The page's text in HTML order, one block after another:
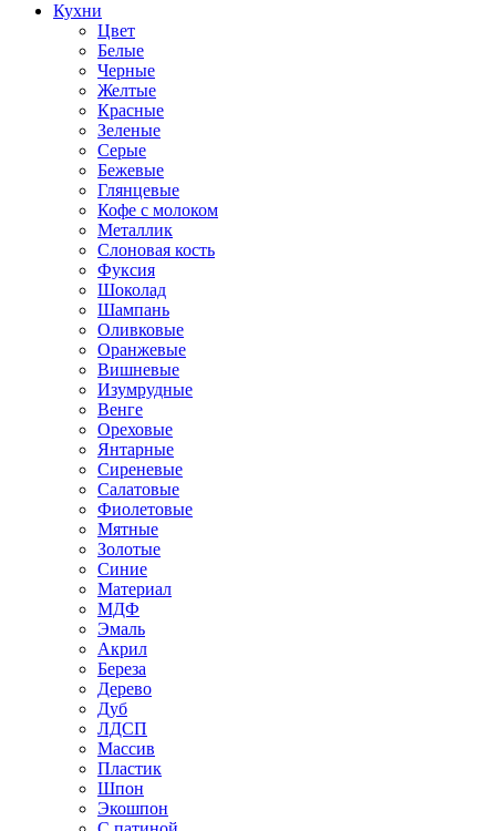
Кухни
Цвет
Белые
Черные
Желтые
Красные
Зеленые
Серые
Бежевые
Глянцевые
Кофе с молоком
Металлик
Слоновая кость
Фуксия
Шоколад
Шампань
Оливковые
Оранжевые
Вишневые
Изумрудные
Венге
Ореховые
Янтарные
Сиреневые
Салатовые
Фиолетовые
Мятные
Золотые
Синие
Материал
МДФ
Эмаль
Акрил
Береза
Дерево
Дуб
ЛДСП
Массив
Пластик
Шпон
Экошпон